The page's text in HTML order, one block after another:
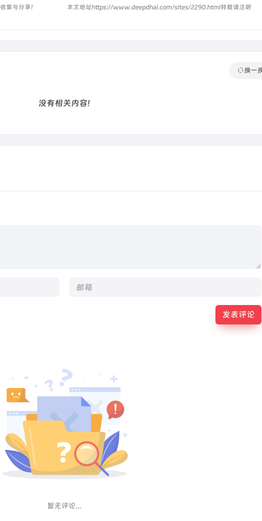
集与分享！ 本文地址https://www.deepdhai.com/sites/2290.html转载请注明
换一
没有相关内容!
发表评论
暂无评论...